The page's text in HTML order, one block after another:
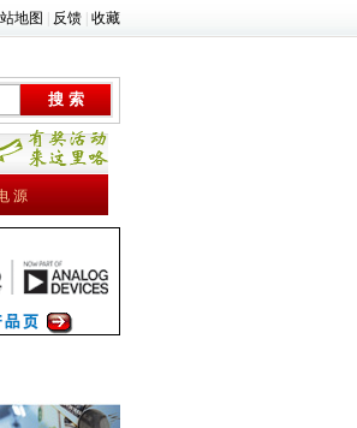
地图 反馈 收藏
源